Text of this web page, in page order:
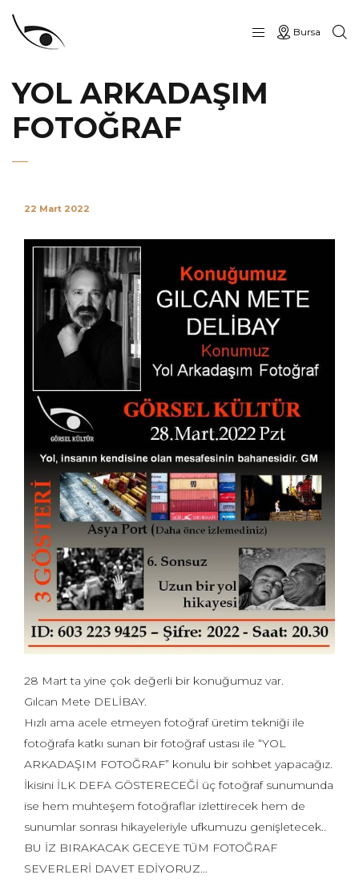
Bursa
YOL ARKADAŞIM
FOTOĞRAF
22 Mart 2022
28 Mart ta yine çok değerli bir konuğumuz var.
Gılcan Mete DELİBAY.
Hızlı ama acele etmeyen fotoğraf üretim tekniği ile
fotoğrafa katkı sunan bir fotoğraf ustası ile “YOL
ARKADAŞIM FOTOĞRAF” konulu bir sohbet yapacağız.
İkisini İLK DEFA GÖSTERECEĞİ üç fotoğraf sunumunda
ise hem muhteşem fotoğraflar izlettirecek hem de
sunumlar sonrası hikayeleriyle ufkumuzu genişletecek..
BU İZ BIRAKACAK GECEYE TÜM FOTOĞRAF
SEVERLERİ DAVET EDİYORUZ…